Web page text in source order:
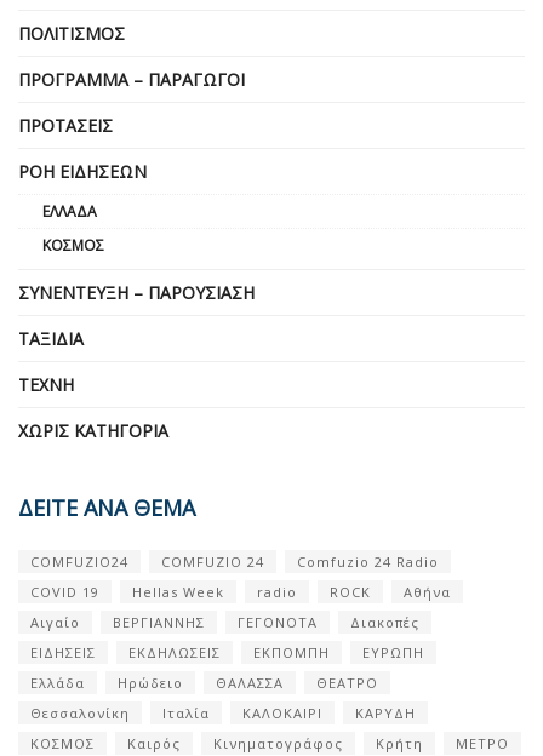
ΠΟΛΙΤΙΣΜΌΣ
ΠΡΌΓΡΑΜΜΑ – ΠΑΡΑΓΩΓΟΊ
ΠΡΟΤΆΣΕΙΣ
ΡΟΉ ΕΙΔΉΣΕΩΝ
ΕΛΛΆΔΑ
ΚΌΣΜΟΣ
ΣΥΝΈΝΤΕΥΞΗ – ΠΑΡΟΥΣΊΑΣΗ
ΤΑΞΊΔΙΑ
ΤΈΧΝΗ
ΧΩΡΊΣ ΚΑΤΗΓΟΡΊΑ
ΔΕΙΤΕ ΑΝΑ ΘΕΜΑ
COMFUZIO24 COMFUZIO 24
Comfuzio 24 Radio
COVID 19
Hellas Week radio ROCK
Αθήνα
Αιγαίο
ΒΕΡΓΙΑΝΝΗΣ ΓΕΓΟΝΟΤΑ
Διακοπές
ΕΙΔΗΣΕΙΣ
ΕΚΔΗΛΩΣΕΙΣ ΕΚΠΟΜΠΗ
ΕΥΡΩΠΗ
Ελλάδα
Ηρώδειο ΘΑΛΑΣΣΑ
ΘΕΑΤΡΟ
Θεσσαλονίκη
Ιταλία ΚΑΛΟΚΑΙΡΙ
ΚΑΡΥΔΗ
ΚΟΣΜΟΣ
Καιρός Κινηματογράφος Κρήτη ΜΕΤΡΟ